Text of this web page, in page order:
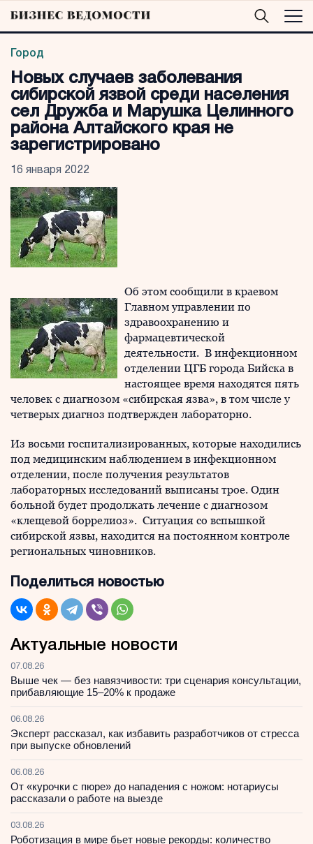
Город
Новых случаев заболевания
сибирской язвой среди населения
сел Дружба и Марушка Целинного
района Алтайского края не
зарегистрировано
16 января 2022
Об этом сообщили в краевом
Главном управлении по
здравоохранению и
фармацевтической
деятельности. В инфекционном
отделении ЦГБ города Бийска в
настоящее время находятся пять
человек с диагнозом «сибирская язва», в том числе у
четверых диагноз подтвержден лабораторно.
Из восьми госпитализированных, которые находились
под медицинским наблюдением в инфекционном
отделении, после получения результатов
лабораторных исследований выписаны трое. Один
больной будет продолжать лечение с диагнозом
«клещевой боррелиоз». Ситуация со вспышкой
сибирской язвы, находится на постоянном контроле
региональных чиновников.
Поделиться новостью
Актуальные новости
07.08.26
Выше чек — без навязчивости: три сценария консультации,
прибавляющие 15–20% к продаже
06.08.26
Эксперт рассказал, как избавить разработчиков от стресса
при выпуске обновлений
06.08.26
От «курочки с пюре» до нападения с ножом: нотариусы
рассказали о работе на выезде
03.08.26
Роботизация в мире бьет новые рекорды: количество